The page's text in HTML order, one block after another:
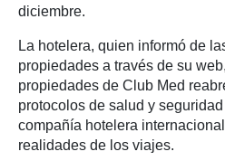
diciembre.
La hotelera, quien informó de
propiedades a través de su
propiedades de Club Med
protocolos de salud y seguridad
compañía hotelera
realidades de los viajes.